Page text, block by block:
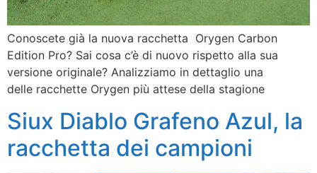
Conoscete già la nuova racchetta Orygen Carbon
Edition Pro? Sai cosa c’è di nuovo rispetto alla sua
versione originale? Analizziamo in dettaglio una
delle racchette Orygen più attese della stagione
Siux Diablo Grafeno Azul, la
racchetta dei campioni